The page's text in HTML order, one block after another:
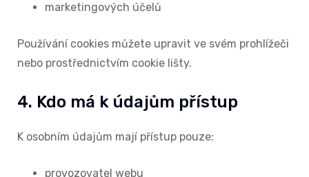
marketingových účelů
Používání cookies můžete upravit ve svém prohlížeči
nebo prostřednictvím cookie lišty.
4. Kdo má k údajům přístup
K osobním údajům mají přístup pouze:
provozovatel webu